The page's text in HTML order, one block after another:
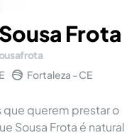
Frota
Fortaleza - CE
querem prestar o
Sousa Frota é natural